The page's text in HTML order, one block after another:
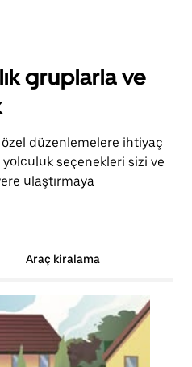
gruplarla ve
düzenlemelere ihtiyaç
seçenekleri sizi ve
ulaştırmaya
Araç kiralama